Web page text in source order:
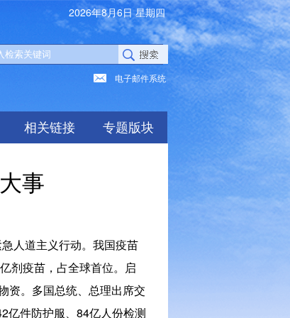
2026年8月6日 星期四
电子邮件系统
相关链接 专题版块
事
人道主义行动。我国疫苗
剂疫苗，占全球首位。启
资。多国总统、总理出席交
亿件防护服、84亿人份检测